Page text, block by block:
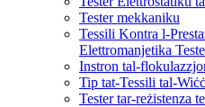
Tester mekkaniku
Tessili Kontra l-
Elettromanjetika
Instron tal-
Tip tat-Tessili tal-
Tester tar-reżistenza